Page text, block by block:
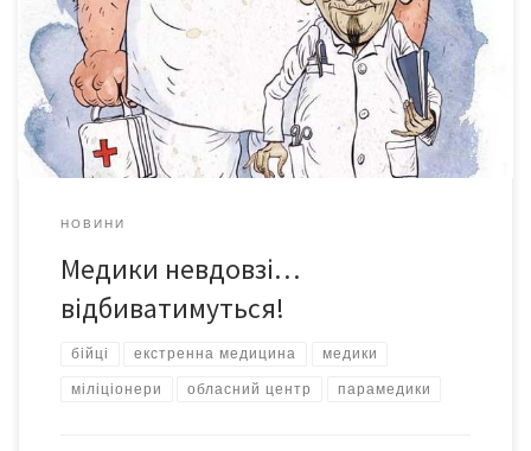
директора Чернівецького обласного центру екстреної
медичної допомоги та медицини катастроф, бійці обласної
федерації рукопашного бою організують для медиків майстер-
клас з самооборони. Адже газові балончики та
електрошокери лікарям мати […]
НОВИНИ
Медики невдовзі…
відбиватимуться!
бійці екстренна медицина медики
міліціонери обласний центр парамедики